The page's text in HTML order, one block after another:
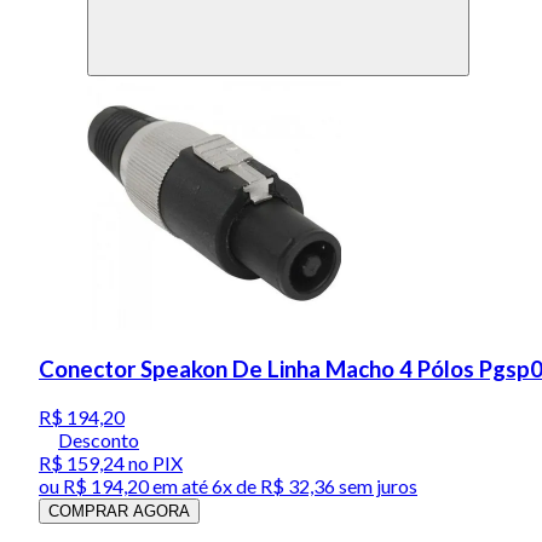
Conector Speakon De Linha Macho 4 Pólos
R$ 194,20
Desconto
R$ 159,24no PIX
ou R$ 194,20em até6x de R$ 32,36 sem juros
COMPRAR AGORA